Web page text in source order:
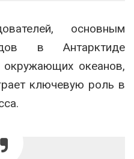
основным
в Антарктиде
окружающих океанов,
ключевую роль в